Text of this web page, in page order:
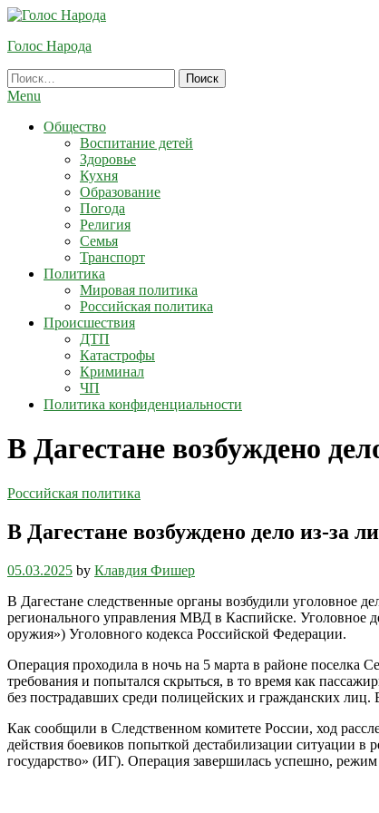
Skip
Content
Голос Народа
Найти:
Menu
Общество
Воспитание детей
Здоровье
Кухня
Образование
Погода
Религия
Семья
Транспорт
Политика
Мировая политика
Российская политика
Происшествия
ДТП
Катастрофы
Криминал
ЧП
Политика конфиденциальности
В Дагестане возбуждено
Российская политика
В Дагестане возбуждено дело из-за
05.03.2025 by Клавдия Фишер
В Дагестане следственные органы возбудили уголовное
регионального управления МВД в Каспийске. Уголовное
оружия») Уголовного кодекса Российской Федерации.
Операция проходила в ночь на 5 марта в районе поселка
требования и попытался скрыться, в то время как
без пострадавших среди полицейских и гражданских
Как сообщили в Следственном комитете России, ход
действия боевиков попыткой дестабилизации ситуации в
государство» (ИГ). Операция завершилась успешно,